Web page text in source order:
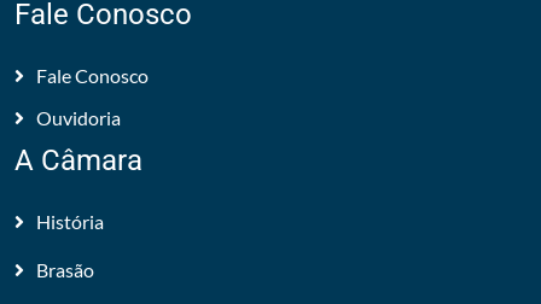
Fale Conosco
Fale Conosco
Ouvidoria
A Câmara
História
Brasão